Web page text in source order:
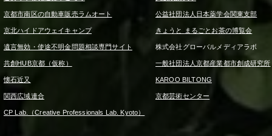
京都市南区の自動車販売ラムオート 公益社団法人日本薬学会関東支部
京北ハイドアウェイキャンプ きょうと まるごとお茶の博覧会
遺言無効・使途不明金問題相談専門サイト 株式会社グローバルメディアラボ
共創HUB京都（仮称） 一般社団法人京都産業都市創成研究所
懐石近又 KAROO BILTONG
関西広域連合 京都芸術センター
CP Lab.（Creative Professionals Lab. Kyoto）